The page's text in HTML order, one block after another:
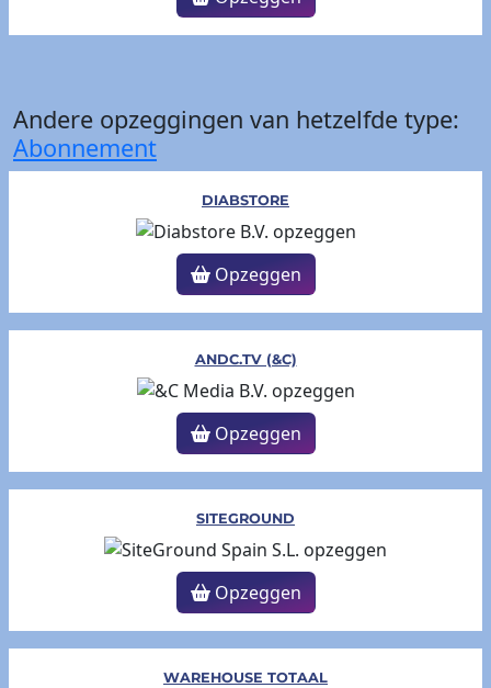
Andere opzeggingen van hetzelfde type:
Abonnement
DIABSTORE
Opzeggen
ANDC.TV (&C)
Opzeggen
SITEGROUND
Opzeggen
WAREHOUSE TOTAAL